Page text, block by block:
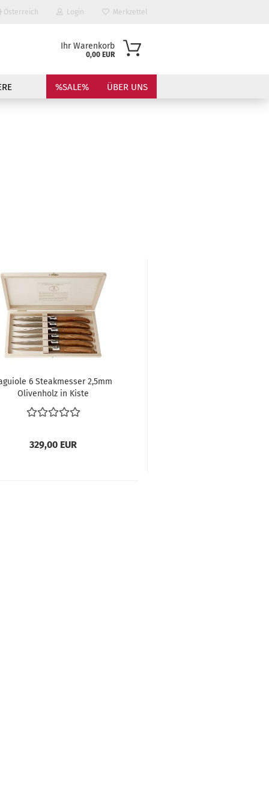
Österreich Login Merkzettel
Ihr Warenkorb
0,00 EUR
%SALE% ÜBER UNS
6 Steakmesser 2,5mm
Olivenholz in Kiste
329,00 EUR